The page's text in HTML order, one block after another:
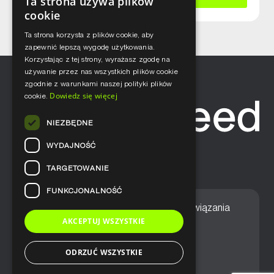
Home Nasze podejście Rozwiązania
Usługi Aktualności
cookie
Ta strona korzysta z plików cookie, aby
zapewnić lepszą wygodę użytkowania.
Korzystając z tej strony, wyrażasz zgodę na
używanie przez nas wszystkich plików cookie
zgodnie z warunkami naszej polityki plików
cookie. Dowiedz się więcej
NIEZBĘDNE
WYDAJNOŚĆ
TARGETOWANIE
FUNKCJONALNOŚĆ
AKCEPTUJ WSZYSTKIE
ODRZUĆ WSZYSTKIE